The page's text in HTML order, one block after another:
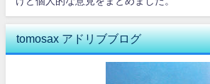
tomosax アドリブブログ